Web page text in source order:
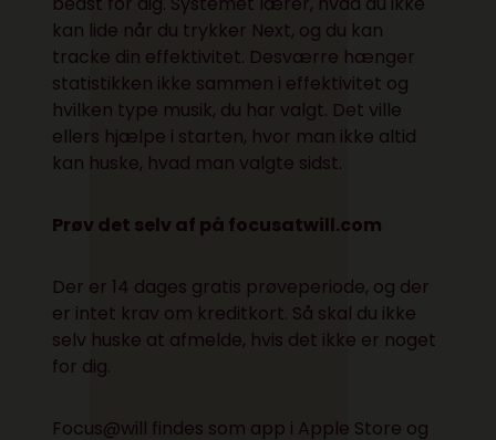
kan lide når du trykker Next, og du kan
tracke din effektivitet. Desværre hænger
statistikken ikke sammen i effektivitet og
hvilken type musik, du har valgt. Det ville
ellers hjælpe i starten, hvor man ikke altid
kan huske, hvad man valgte sidst.
Prøv det selv af på focusatwill.com
Der er 14 dages gratis prøveperiode, og der
er intet krav om kreditkort. Så skal du ikke
selv huske at afmelde, hvis det ikke er noget
for dig.
Focus@will findes som app i Apple Store og